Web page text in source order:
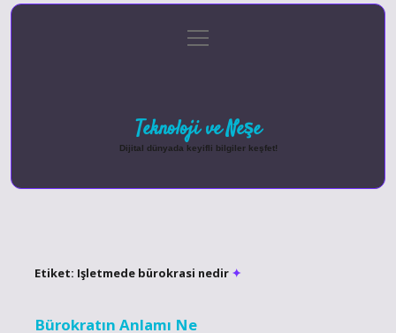
Gizlilik Politikası
menüyü
aç
Teknoloji ve Neşe
Dijital dünyada keyifli bilgiler keşfet!
Etiket: Işletmede bürokrasi nedir
Bürokratın Anlamı Ne